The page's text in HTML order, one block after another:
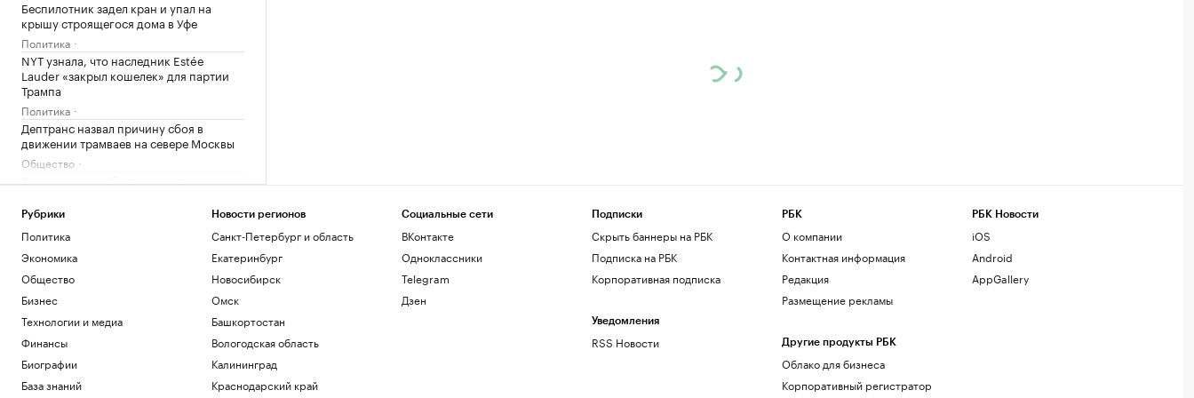
Беспилотник задел кран и упал на
крышу строящегося дома в Уфе
Политика
NYT узнала, что наследник Estée
Lauder «закрыл кошелек» для партии
Трампа
Политика
Дептранс назвал причину сбоя в
движении трамваев на севере Москвы
Общество
Александрова обыграла первую
WTA
Спорт
отдыха: квартиры рядом с парками
РБК и ПИК Серия плюс
Рубрики
Политика
Экономика
Общество
Бизнес
Технологии и медиа
Финансы
Биографии
База знаний
Новости регионов
Санкт-Петербург и область
Екатеринбург
Новосибирск
Омск
Башкортостан
Вологодская область
Калининград
Краснодарский край
Социальные сети
ВКонтакте
Одноклассники
Telegram
Дзен
Подписки
Скрыть баннеры на РБК
Подписка на РБК
Корпоративная подписка
Уведомления
RSS Новости
РБК
О компании
Контактная информация
Редакция
Размещение рекламы
Другие продукты РБК
Облако для бизнеса
Корпоративный регистратор
РБК Новости
iOS
Android
AppGallery